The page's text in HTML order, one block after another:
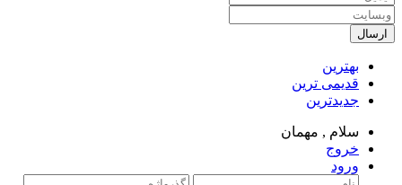
ارسال
بهترین
قدیمی ترین
جدیدترین
سلام , مهمان
خروج
ورود